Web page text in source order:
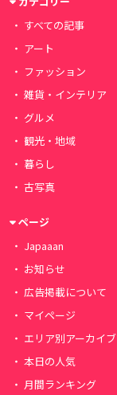
すべての記事
アート
ファッション
雑貨・インテリア
グルメ
観光・地域
暮らし
古写真
ページ
Japaaan
お知らせ
広告掲載について
マイページ
エリア別アーカイブ
本日の人気
月間ランキング